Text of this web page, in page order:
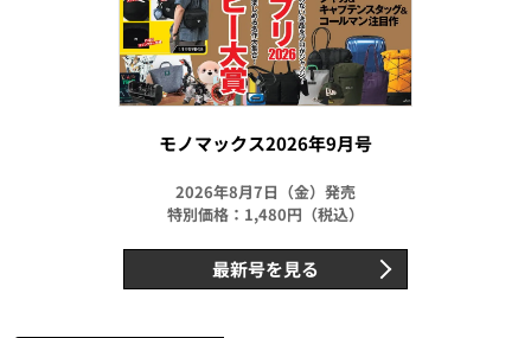
モノマックス2026年9月号
2026年8月7日（金）発売
特別価格：1,480円（税込）
最新号を見る